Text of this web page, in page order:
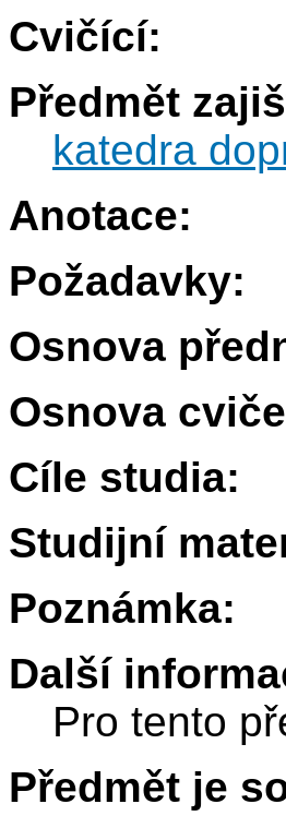
Cvičící:
Předmět
katedra
Anotace:
Požadavky:
Osnova
Osnova
Cíle studia:
Studijní
Poznámka:
Další
Pro tento
Předmět je